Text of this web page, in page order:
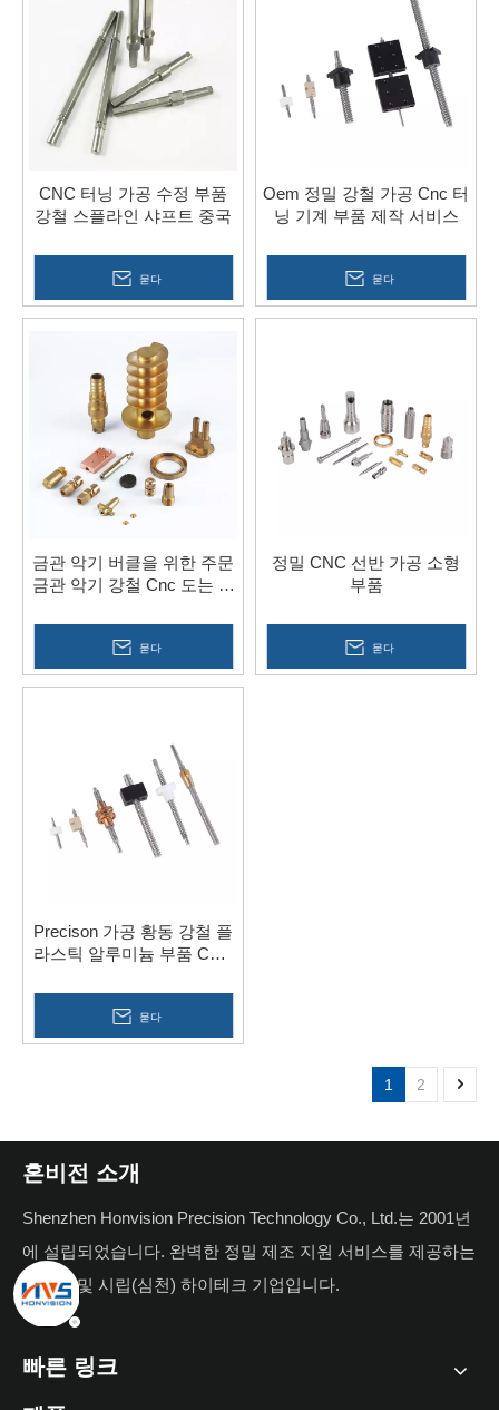
CNC 터닝 가공 수정 부품
강철 스플라인 샤프트 중국
묻다
Oem 정밀 강철 가공 Cnc 터
닝 기계 부품 제작 서비스
묻다
금관 악기 버클을 위한 주문
금관 악기 강철 Cnc 도는 선
묻다
정밀 CNC 선반 가공 소형
부품
묻다
Precison 가공 황동 강철 플
라스틱 알루미늄 부품 CNC
묻다
1 2
혼비전 소개
Shenzhen Honvision Precision Technology Co., Ltd.는 2001년
에 설립되었습니다. 완벽한 정밀 제조 지원 서비스를 제공하는
국가급 및 시립(심천) 하이테크 기업입니다.
빠른 링크